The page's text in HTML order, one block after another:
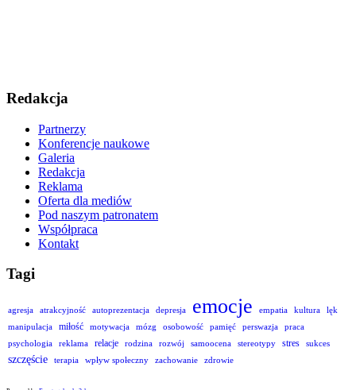
Redakcja
Partnerzy
Konferencje naukowe
Galeria
Redakcja
Reklama
Oferta dla mediów
Pod naszym patronatem
Współpraca
Kontakt
Tagi
agresja atrakcyjność autoprezentacja depresja emocje empatia kultura
lęk
manipulacja
miłość motywacja mózg osobowość pamięć perswazja
praca
psychologia
reklama relacje rodzina rozwój samoocena stereotypy stres sukces
szczęście terapia wpływ społeczny zachowanie zdrowie